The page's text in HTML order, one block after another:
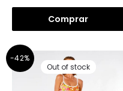
Comprar
-42%
Out of stock